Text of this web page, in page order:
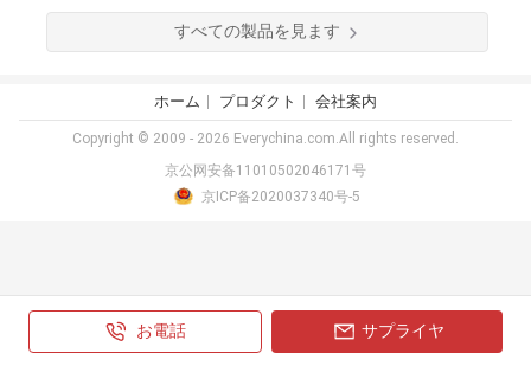
すべての製品を見ます
お電話 サプライヤ
ホーム プロダクト 会社案内
Copyright © 2009 - 2026 Everychina.com.All rights reserved.
京公网安备11010502046171号
京ICP备2020037340号-5